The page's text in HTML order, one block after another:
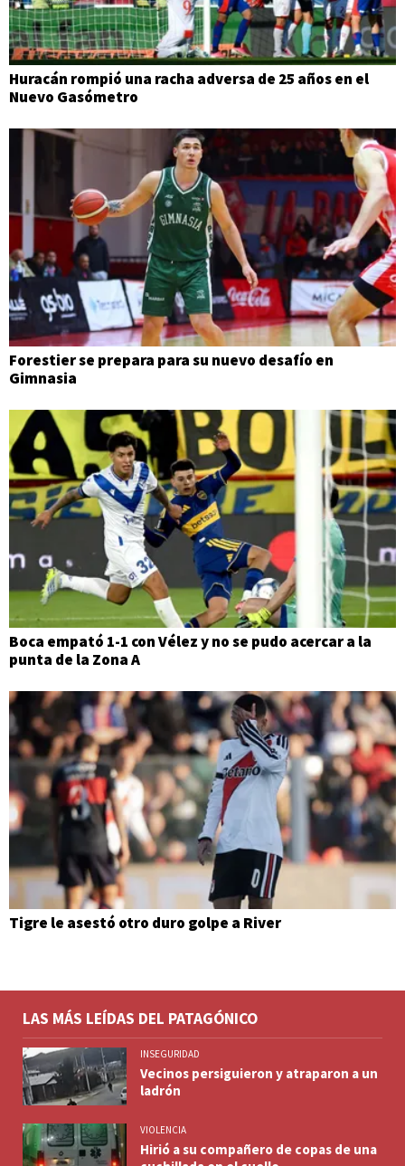
Huracán rompió una racha adversa de 25 años en el
Nuevo Gasómetro
Forestier se prepara para su nuevo desafío en
Gimnasia
Boca empató 1-1 con Vélez y no se pudo acercar a la
punta de la Zona A
Tigre le asestó otro duro golpe a River
LAS MÁS LEÍDAS DEL PATAGÓNICO
INSEGURIDAD
Vecinos persiguieron y atraparon a un
ladrón
VIOLENCIA
Hirió a su compañero de copas de una